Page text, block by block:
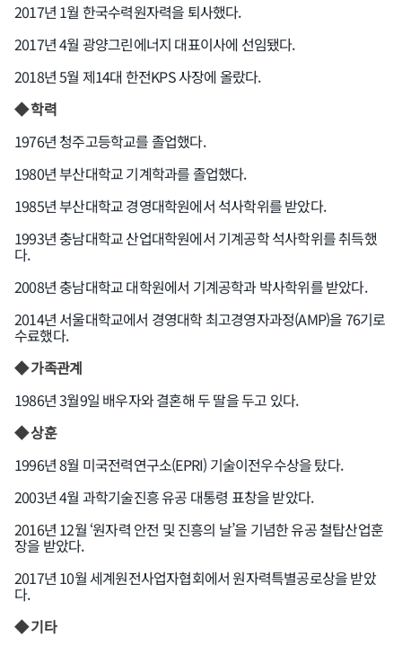
2017년 1월 한국수력원자력을 퇴사했다.
2017년 4월 광양그린에너지 대표이사에 선임됐다.
2018년 5월 제14대 한전KPS 사장에 올랐다.
◆ 학력
1976년 청주고등학교를 졸업했다.
1980년 부산대학교 기계학과를 졸업했다.
1985년 부산대학교 경영대학원에서 석사학위를 받았다.
1993년 충남대학교 산업대학원에서 기계공학 석사학위를 취득했
다.
2008년 충남대학교 대학원에서 기계공학과 박사학위를 받았다.
2014년 서울대학교에서 경영대학 최고경영자과정(AMP)을 76기로
수료했다.
◆ 가족관계
1986년 3월9일 배우자와 결혼해 두 딸을 두고 있다.
◆ 상훈
1996년 8월 미국전력연구소(EPRI) 기술이전우수상을 탔다.
2003년 4월 과학기술진흥 유공 대통령 표창을 받았다.
2016년 12월 ‘원자력 안전 및 진흥의 날’을 기념한 유공 철탑산업훈
장을 받았다.
2017년 10월 세계원전사업자협회에서 원자력특별공로상을 받았
다.
◆ 기타